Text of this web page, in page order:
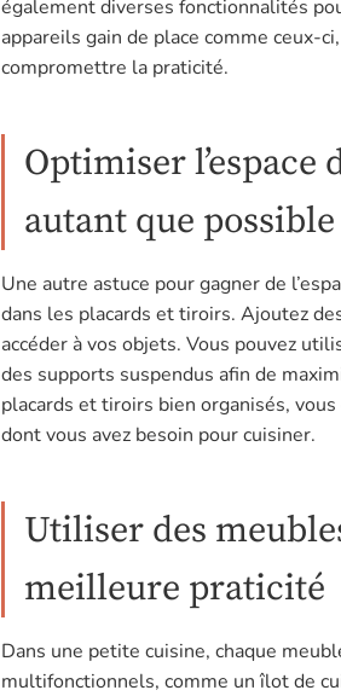
également diverses fonctionnalités
appareils gain de place comme ceux-
compromettre la praticité.
Optimiser
autant que possible
Une autre astuce pour gagner de
dans les placards et tiroirs. Ajoutez
accéder à vos objets. Vous pouvez
des supports suspendus afin de
placards et tiroirs bien organisés,
dont vous avez besoin pour cuisiner.
Utiliser des
meilleure praticité
Dans une petite cuisine, chaque
multifonctionnels, comme un îlot de